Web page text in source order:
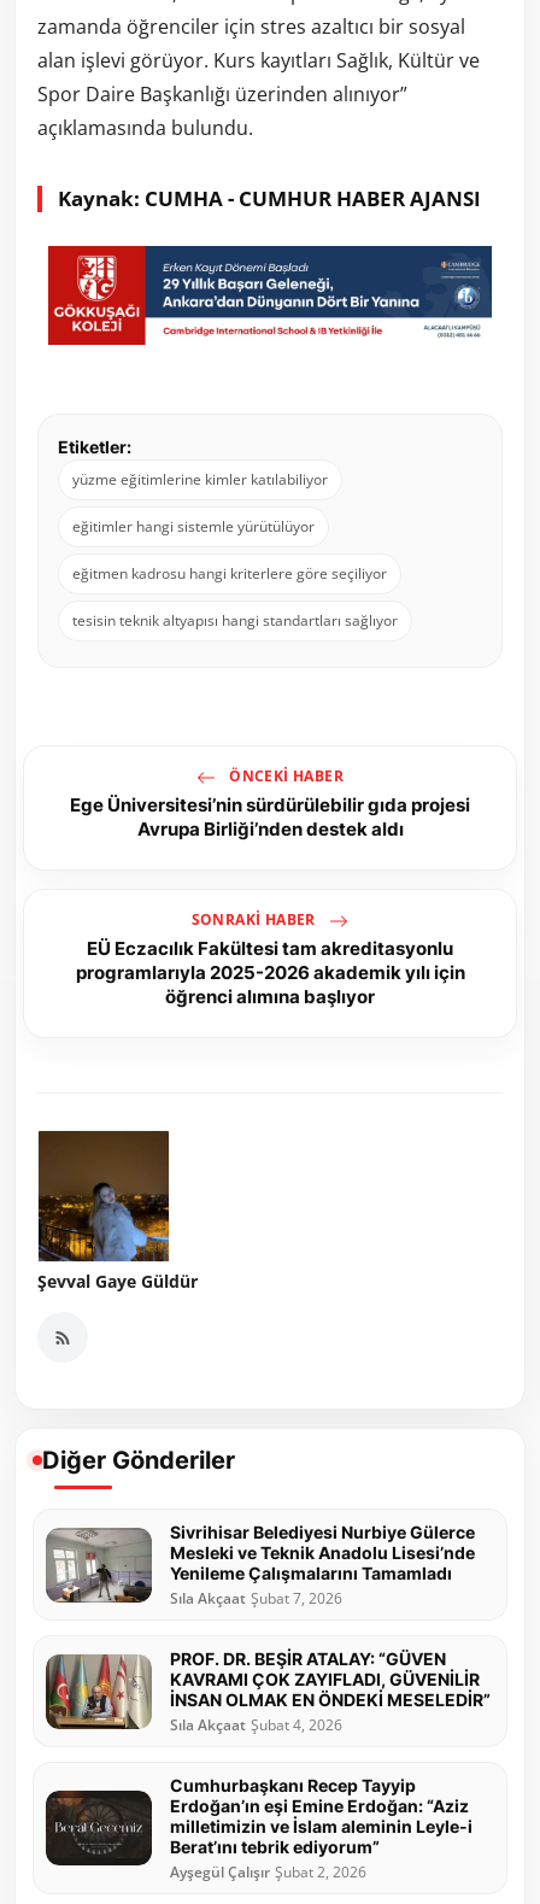
zamanda öğrenciler için stres azaltıcı bir sosyal
alan işlevi görüyor. Kurs kayıtları Sağlık, Kültür ve
Spor Daire Başkanlığı üzerinden alınıyor”
açıklamasında bulundu.
Kaynak: CUMHA - CUMHUR HABER AJANSI
Etiketler:
yüzme eğitimlerine kimler katılabiliyor
eğitimler hangi sistemle yürütülüyor
eğitmen kadrosu hangi kriterlere göre seçiliyor
tesisin teknik altyapısı hangi standartları sağlıyor
ÖNCEKI HABER
Ege Üniversitesi’nin sürdürülebilir gıda projesi
Avrupa Birliği’nden destek aldı
SONRAKI HABER
EÜ Eczacılık Fakültesi tam akreditasyonlu
programlarıyla 2025-2026 akademik yılı için
öğrenci alımına başlıyor
Şevval Gaye Güldür
Diğer Gönderiler
Sivrihisar Belediyesi Nurbiye Gülerce
Mesleki ve Teknik Anadolu Lisesi’nde
Yenileme Çalışmalarını Tamamladı
Sıla Akçaat Şubat 7, 2026
PROF. DR. BEŞİR ATALAY: “GÜVEN
KAVRAMI ÇOK ZAYIFLADI, GÜVENİLİR
İNSAN OLMAK EN ÖNDEKİ MESELEDİR”
Sıla Akçaat Şubat 4, 2026
Cumhurbaşkanı Recep Tayyip
Erdoğan’ın eşi Emine Erdoğan: “Aziz
milletimizin ve İslam aleminin Leyle-i
Berat’ını tebrik ediyorum”
Ayşegül Çalışır Şubat 2, 2026